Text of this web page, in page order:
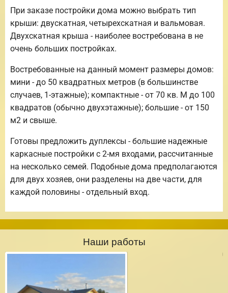
При заказе постройки дома можно выбрать тип
крыши: двускатная, четырехскатная и вальмовая.
Двухскатная крыша - наиболее востребована в не
очень больших постройках.
Востребованные на данный момент размеры домов:
мини - до 50 квадратных метров (в большинстве
случаев, 1-этажные); компактные - от 70 кв. М до 100
квадратов (обычно двухэтажные); большие - от 150
м2 и свыше.
Готовы предложить дуплексы - большие надежные
каркасные постройки с 2-мя входами, рассчитанные
на несколько семей. Подобные дома предполагаются
для двух хозяев, они разделены на две части, для
каждой половины - отдельный вход.
Наши работы